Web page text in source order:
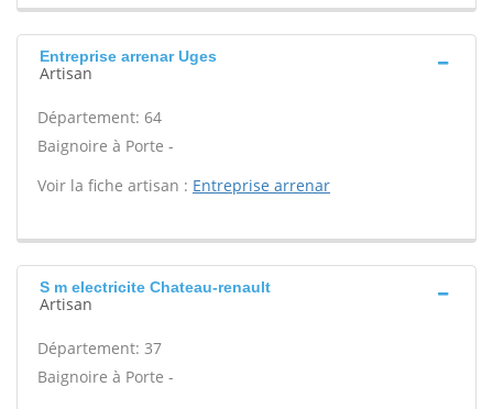
Entreprise arrenar Uges
Artisan
Département: 64
Baignoire à Porte -
Voir la fiche artisan : Entreprise arrenar
S m electricite Chateau-renault
Artisan
Département: 37
Baignoire à Porte -